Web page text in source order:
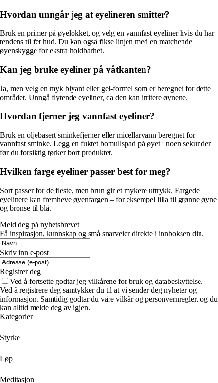
Hvordan unngår jeg at eyelineren smitter?
Bruk en primer på øyelokket, og velg en vannfast eyeliner hvis du har
tendens til fet hud. Du kan også fikse linjen med en matchende
øyenskygge for ekstra holdbarhet.
Kan jeg bruke eyeliner på våtkanten?
Ja, men velg en myk blyant eller gel-formel som er beregnet for dette
området. Unngå flytende eyeliner, da den kan irritere øynene.
Hvordan fjerner jeg vannfast eyeliner?
Bruk en oljebasert sminkefjerner eller micellarvann beregnet for
vannfast sminke. Legg en fuktet bomullspad på øyet i noen sekunder
før du forsiktig tørker bort produktet.
Hvilken farge eyeliner passer best for meg?
Sort passer for de fleste, men brun gir et mykere uttrykk. Fargede
eyelinere kan fremheve øyenfargen – for eksempel lilla til grønne øyne
og bronse til blå.
Meld deg på nyhetsbrevet
Få inspirasjon, kunnskap og små snarveier direkte i innboksen din.
Skriv inn e-post
Registrer deg
Ved å fortsette godtar jeg vilkårene for bruk og databeskyttelse.
Ved å registrere deg samtykker du til at vi sender deg nyheter og
informasjon. Samtidig godtar du våre vilkår og personvernregler, og du
kan alltid melde deg av igjen.
Kategorier
Styrke
Løp
Meditasjon